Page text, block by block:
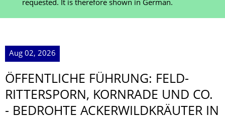
requested. It is therefore shown in German.
Aug 02, 2026
ÖFFENTLICHE FÜHRUNG: FELD-
RITTERSPORN, KORNRADE UND CO.
- BEDROHTE ACKER­WILDKRÄUTER IN